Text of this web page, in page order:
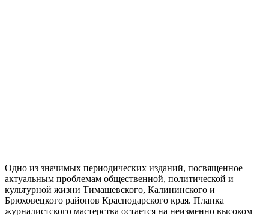
Одно из значимых периодических изданий, посвященное
актуальным проблемам общественной, политической и
культурной жизни Тимашевского, Калининского и
Брюховецкого районов Краснодарского края. Планка
журналистского мастерства остается на неизменно высоком